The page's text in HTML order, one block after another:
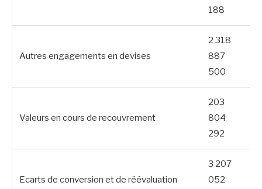
188
Autres engagements en devises
2 318
887
500
Valeurs en cours de recouvrement
203
804
292
Ecarts de conversion et de réévaluation
3 207
052